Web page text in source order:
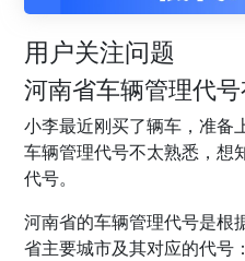
用户关注问题
河南省车辆管理代号
小李最近刚买了辆车，准备
车辆管理代号不太熟悉，想
代号。
河南省的车辆管理代号是根
省主要城市及其对应的代号：